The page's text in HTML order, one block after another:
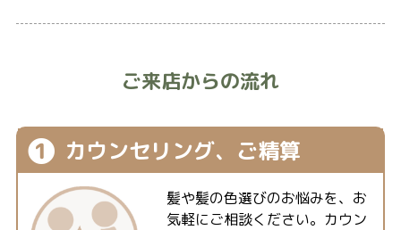
ご来店からの流れ
❶ カウンセリング、 ご精算
髪や髪の色選びのお悩みを、お
気軽にご相談ください。カウン